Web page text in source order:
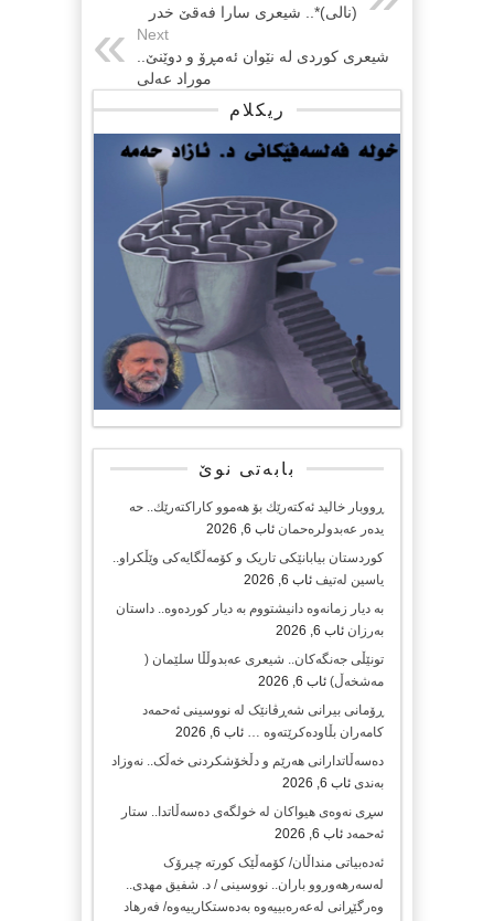
(نالی)*.. شیعری سارا فەقێ خدر
Next
شیعری کوردی لە نێوان ئەمڕۆ و دوێنێ..
موراد عەلی
ریکلام
بابەتی نوێ
ڕووبار خالید ئەكتەرێك بۆ هەموو كاراكتەرێك.. حه
یدەر عەبدولرەحمان ئاب 6, 2026
کوردستان بیابانێکی تاریک و کۆمەڵگایەکی وێڵکراو..
یاسین لەتیف ئاب 6, 2026
بە دیار زمانەوە دانیشتووم بە دیار کوردەوە.. داستان
بەرزان ئاب 6, 2026
تونێڵی جەنگەکان.. شیعری عەبدوڵڵا سلێمان (
مەشخەڵ) ئاب 6, 2026
ڕۆمانی بیرانی شەڕڤانێک لە نووسینی ئەحمەد
کامەران بڵاودەکرێتەوە … ئاب 6, 2026
دەسەڵاتدارانی هەرێم و دڵخۆشکردنی خەڵک.. نەوزاد
بەندی ئاب 6, 2026
سڕی نەوەی هیواکان لە خولگەی دەسەڵاتدا.. ستار
ئەحمەد ئاب 6, 2026
ئەدەبیاتی منداڵان/ کۆمەڵێک کورتە چیرۆک
لەسەر‌هەوروو باران.. نووسینی / د. شفیق‌ مهدی..
وەرگێڕانی لەعەرەبییەوە بەدەستکارییەوە/ فەرهاد